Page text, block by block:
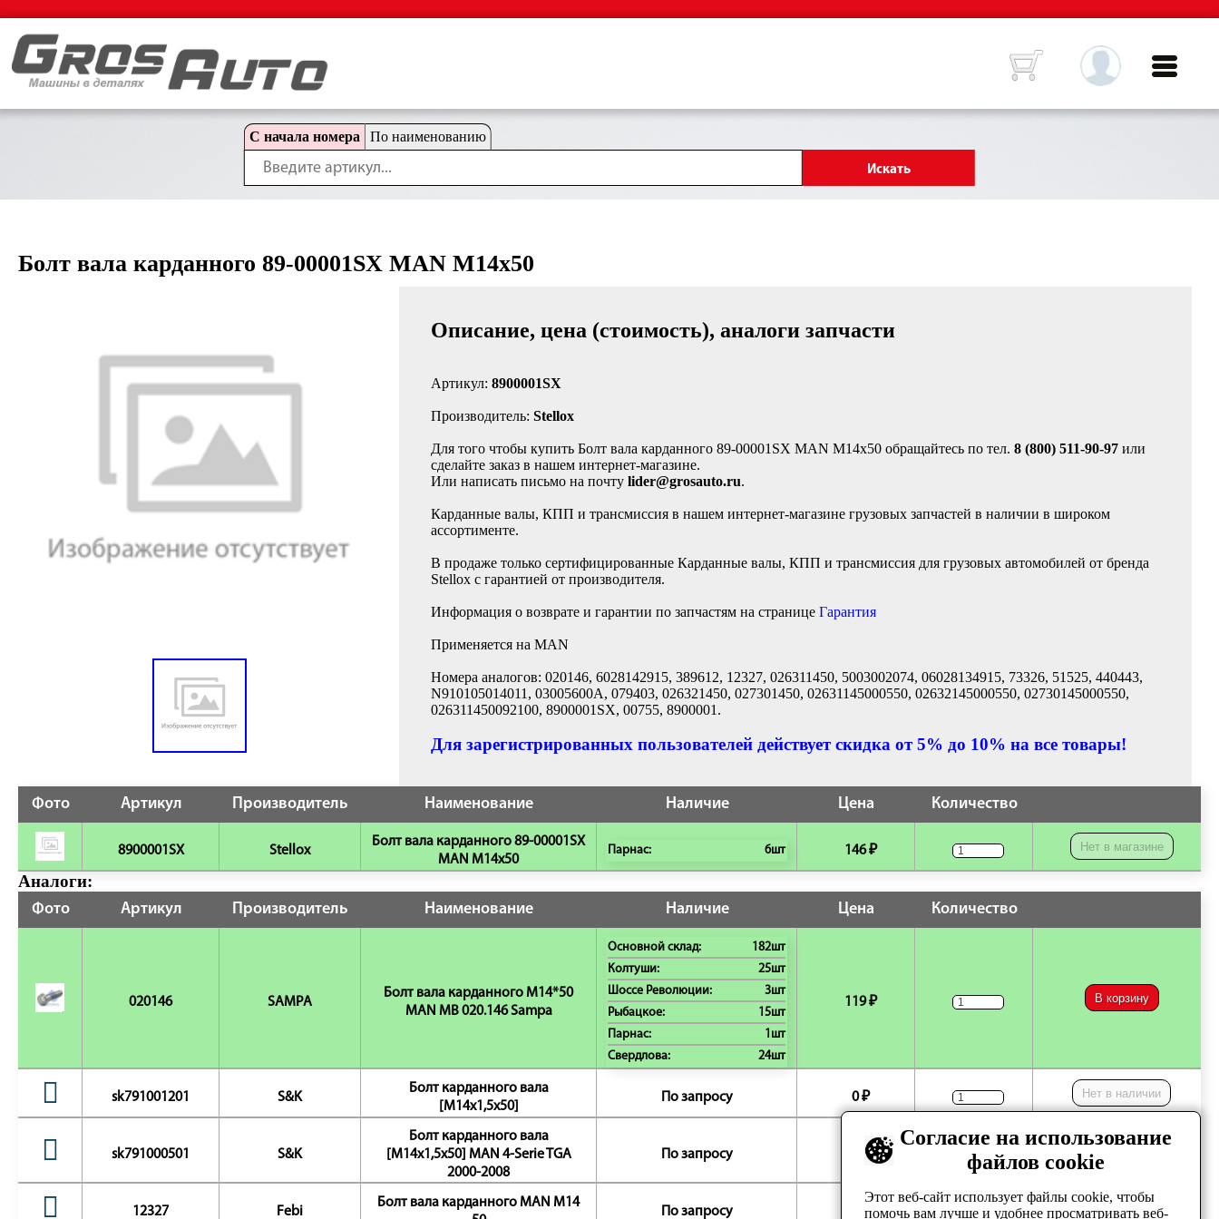
С начала номера По наименованию
Болт вала карданного 89-00001SX MAN М14x50
Описание, цена (стоимость), аналоги запчасти
Артикул: 8900001SX
Производитель: Stellox
Для того чтобы купить Болт вала карданного 89-00001SX MAN М14x50 обращайтесь по тел. 8 (800) 511-90-97 или
сделайте заказ в нашем интернет-магазине.
Или написать письмо на почту lider@grosauto.ru.
Карданные валы, КПП и трансмиссия в нашем интернет-магазине грузовых запчастей в наличии в широком
ассортименте.
В продаже только сертифицированные Карданные валы, КПП и трансмиссия для грузовых автомобилей от бренда
Stellox с гарантией от производителя.
Информация о возврате и гарантии по запчастям на странице Гарантия
Применяется на MAN
Номера аналогов: 020146, 6028142915, 389612, 12327, 026311450, 5003002074, 06028134915, 73326, 51525, 440443,
N910105014011, 03005600A, 079403, 026321450, 027301450, 02631145000550, 02632145000550, 02730145000550,
026311450092100, 8900001SX, 00755, 8900001.
Для зарегистрированных пользователей действует скидка от 5% до 10% на все товары!
Фото Артикул Производитель Наименование Наличие Цена Количество
8900001SX Stellox
Болт вала карданного 89-00001SX
MAN М14x50
Парнас: 6шт 146 ₽ Нет в магазине
Аналоги:
Фото Артикул Производитель Наименование Наличие Цена Количество
020146 SAMPA
Болт вала карданного М14*50
MAN MB 020.146 Sampa
Основной склад:
182шт
Колтуши:
25шт
Шоссе Революции:
3шт
Рыбацкое:
15шт
Парнас:
1шт
Свердлова:
24шт
119 ₽ В корзину
sk791001201 S&K
Болт карданного вала
[M14x1,5х50]
По запросу 0 ₽ Нет в наличии
sk791000501 S&K
Болт карданного вала
[M14x1,5x50] MAN 4-Serie TGA
2000-2008
По запросу 0 ₽
12327 Febi
Болт вала карданного MAN М14
По запросу 0 ₽ Нет в наличии
Согласие на использование
файлов cookie
Этот веб-сайт использует файлы cookie, чтобы
помочь вам лучше и удобнее просматривать веб-